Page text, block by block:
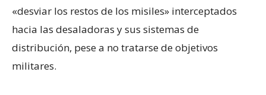
«desviar los restos de los misiles» interceptados
hacia las desaladoras y sus sistemas de
distribución, pese a no tratarse de objetivos
militares.